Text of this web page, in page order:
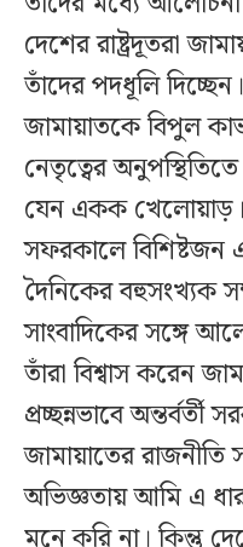
দেশের রাষ্ট্রদূতরা
তাঁদের পদধূলি
জামায়াতকে বিপুল
নেতৃত্বের
যেন একক খেলোয়াড়।
সফরকালে বিশিষ্টজন
দৈনিকের বহুসংখ্যক
সাংবাদিকের সঙ্গে
তাঁরা বিশ্বাস করেন
প্রচ্ছন্নভাবে
জামায়াতের রাজনীতি
অভিজ্ঞতায় আমি এ